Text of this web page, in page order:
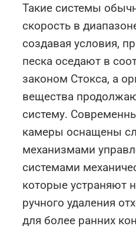
Такие системы
скорость в
создавая условия,
песка оседают в
законом Стокса, а
вещества
систему.
камеры оснащены
механизмами
системами
которые устраняют
ручного удаления
для более ранних